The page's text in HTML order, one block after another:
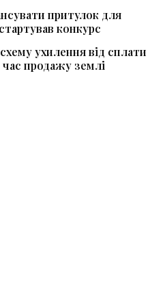
притулок для
конкурс
ухилення від сплати
час продажу землі